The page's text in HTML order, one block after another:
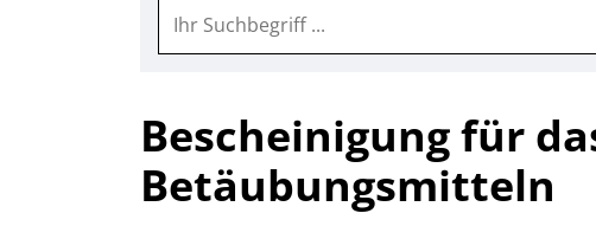
Bescheinigung für
Betäubungsmitteln